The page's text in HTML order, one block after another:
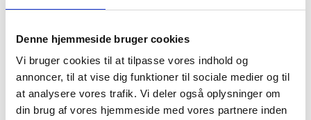
Denne hjemmeside bruger cookies
Vi bruger cookies til at tilpasse vores indhold og
annoncer, til at vise dig funktioner til sociale medier og til
at analysere vores trafik. Vi deler også oplysninger om
din brug af vores hjemmeside med vores partnere inden
Oliens helbredstjek
Olieanalyse er et kraftfuldt værktøj til at overvåge oliens
tilstand og maskinens sundhed.
Etablér et program for regelmæssig olieanalyse.